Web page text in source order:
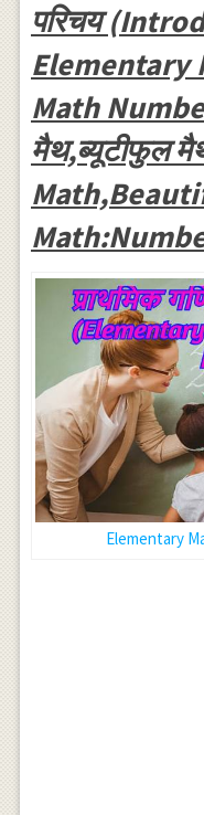
परिचय
Elementary
Math
मैथ,ब्यूटीफुल
Elementary